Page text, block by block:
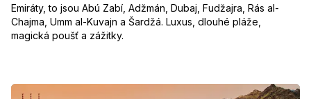
Emiráty, to jsou Abú Zabí, Adžmán, Dubaj, Fudžajra, Rás al-
Chajma, Umm al-Kuvajn a Šardžá. Luxus, dlouhé pláže,
magická poušť a zážitky.